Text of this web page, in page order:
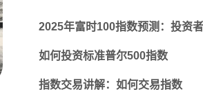
2025年富时100指数预测：投资
如何投资标准普尔500指数
指数交易讲解：如何交易指数